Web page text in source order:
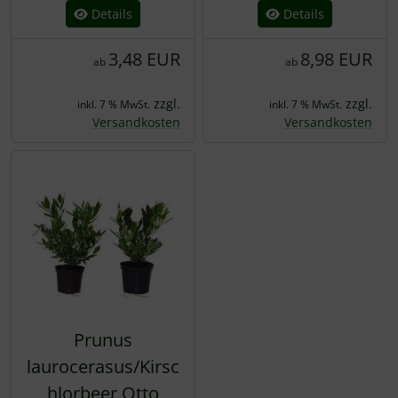
Details
ab 3,48 EUR
inkl. 7 % MwSt. zzgl.
Versandkosten
Details
ab 8,98 EUR
inkl. 7 % MwSt. zzgl.
Versandkosten
Prunus
laurocerasus/Kirsc
hlorbeer Otto